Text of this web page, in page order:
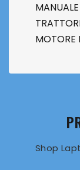
MOTORE
Shop